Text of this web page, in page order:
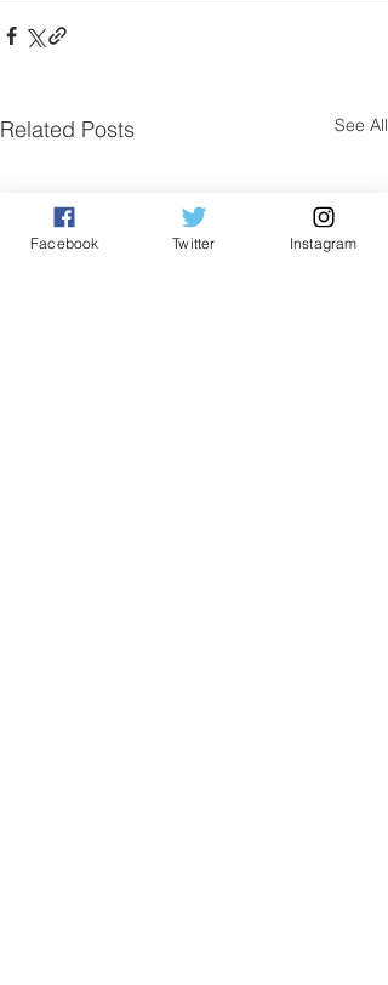
Related Posts See All
Facebook Twitter Instagram